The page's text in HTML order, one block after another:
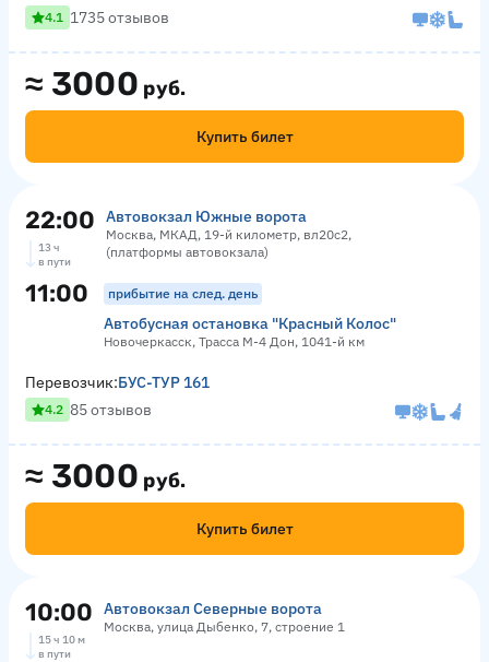
≈ 3000 руб.
Купить билет
4.1 1735 отзывов
22:00 Автовокзал Южные ворота
Москва, МКАД, 19-й километр, вл20с2,
(платформы автовокзала)
13 ч
в пути
11:00 прибытие на след. день
Автобусная остановка "Красный Колос"
Новочеркасск, Трасса М-4 Дон, 1041-й км
≈ 3000 руб.
Купить билет
Перевозчик:БУС-ТУР 161
4.2 85 отзывов
10:00 Автовокзал Северные ворота
Москва, улица Дыбенко, 7, строение 1
15 ч 10 м
в пути